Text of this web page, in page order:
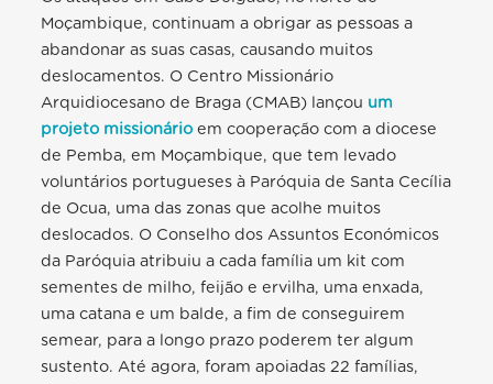
Moçambique, continuam a obrigar as pessoas a
abandonar as suas casas, causando muitos
deslocamentos. O Centro Missionário
Arquidiocesano de Braga (CMAB) lançou um
projeto missionário em cooperação com a diocese
de Pemba, em Moçambique, que tem levado
voluntários portugueses à Paróquia de Santa Cecília
de Ocua, uma das zonas que acolhe muitos
deslocados. O Conselho dos Assuntos Económicos
da Paróquia atribuiu a cada família um kit com
sementes de milho, feijão e ervilha, uma enxada,
uma catana e um balde, a fim de conseguirem
semear, para a longo prazo poderem ter algum
sustento. Até agora, foram apoiadas 22 famílias,